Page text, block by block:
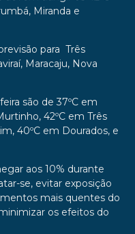
Miranda e
para Três
Maracaju, Nova
são de 37ºC em
42ºC em Três
40ºC em Dourados, e
aos 10% durante
se, evitar exposição
mais quentes do
os efeitos do